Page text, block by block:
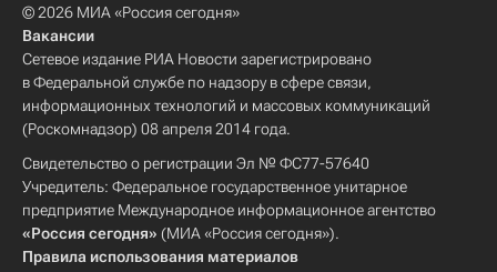
© 2026 МИА «Россия сегодня»
Вакансии
Сетевое издание РИА Новости зарегистрировано
в Федеральной службе по надзору в сфере связи,
информационных технологий и массовых коммуникаций
(Роскомнадзор) 08 апреля 2014 года.
Свидетельство о регистрации Эл № ФС77-57640
Учредитель: Федеральное государственное унитарное
предприятие Международное информационное агентство
«Россия сегодня» (МИА «Россия сегодня»).
Правила использования материалов